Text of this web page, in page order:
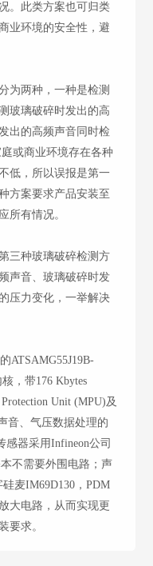
。此类方案也可归类
业环境的安全性，避
为两种，一种是检测
玻璃破碎时发出的高
出的高频声音同时检
或商业环境存在各种
低，所以误报是第一
方案要求产品安装至
所有情况。
三种玻璃破碎检测方
声音、玻璃破碎时发
压力变化，一举解决
ATSAMG55J19B-
，带176 Kbytes
Unit (MPU)及
音、气压数据处理的
感器采用Infineon公司
不需要外围电路；声
麦IM69D130，PDM
大电路，从而实现更
要求。